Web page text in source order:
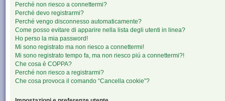
Perché non riesco a connettermi?
Perché devo registrarmi?
Perché vengo disconnesso automaticamente?
Come posso evitare di apparire nella lista degli utenti in linea?
Ho perso la mia password!
Mi sono registrato ma non riesco a connettermi!
Mi sono registrato tempo fa, ma non riesco piú a connettermi?!
Che cosa è COPPA?
Perché non riesco a registrarmi?
Che cosa provoca il comando “Cancella cookie”?